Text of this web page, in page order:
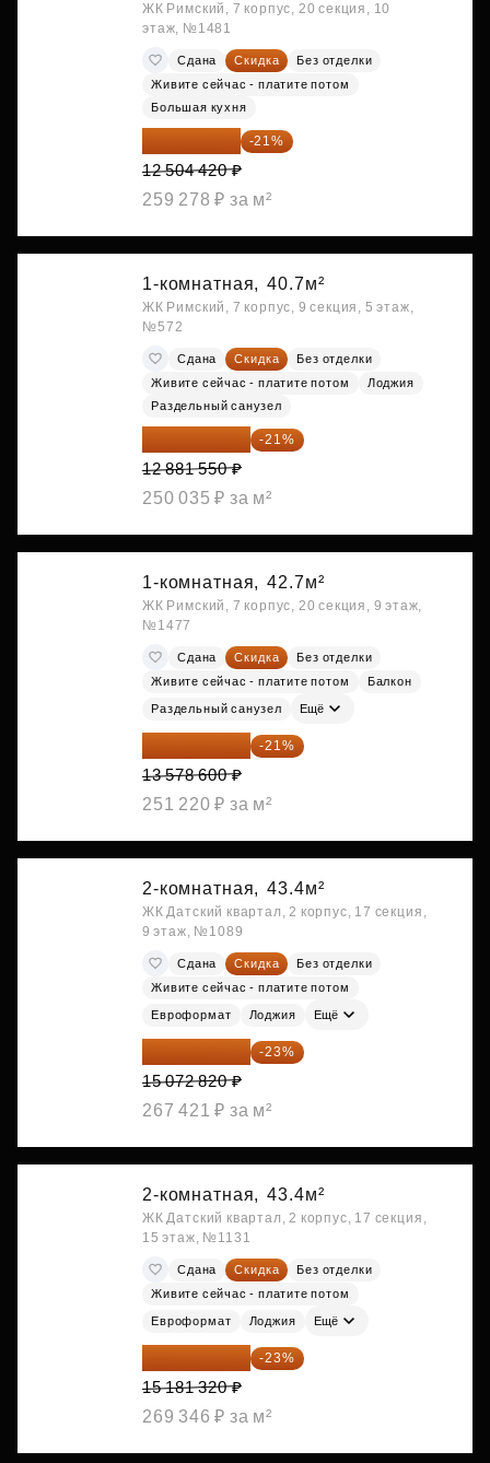
ЖК Римский, 7 корпус, 20 секция, 10
этаж, №1481
Сдана Скидка
Без отделки
Живите сейчас - платите потом
Большая кухня
-21%
12 504 420 ₽
259 278 ₽ за м²
1-комнатная, 40.7м²
ЖК Римский, 7 корпус, 9 секция, 5 этаж,
№572
Сдана Скидка
Без отделки
Живите сейчас - платите потом
Лоджия
Раздельный санузел
10 176 425 ₽ -21%
12 881 550 ₽
250 035 ₽ за м²
1-комнатная, 42.7м²
ЖК Римский, 7 корпус, 20 секция, 9 этаж,
№1477
Сдана Скидка
Без отделки
Живите сейчас - платите потом
Балкон
Раздельный санузел Ещё
10 727 094 ₽ -21%
13 578 600 ₽
251 220 ₽ за м²
2-комнатная, 43.4м²
ЖК Датский квартал, 2 корпус, 17 секция,
9 этаж, №1089
Сдана Скидка
Без отделки
Живите сейчас - платите потом
Евроформат Лоджия Ещё
11 606 071 ₽ -23%
15 072 820 ₽
267 421 ₽ за м²
2-комнатная, 43.4м²
ЖК Датский квартал, 2 корпус, 17 секция,
15 этаж, №1131
Сдана Скидка
Без отделки
Живите сейчас - платите потом
Евроформат Лоджия Ещё
11 689 616 ₽ -23%
15 181 320 ₽
269 346 ₽ за м²